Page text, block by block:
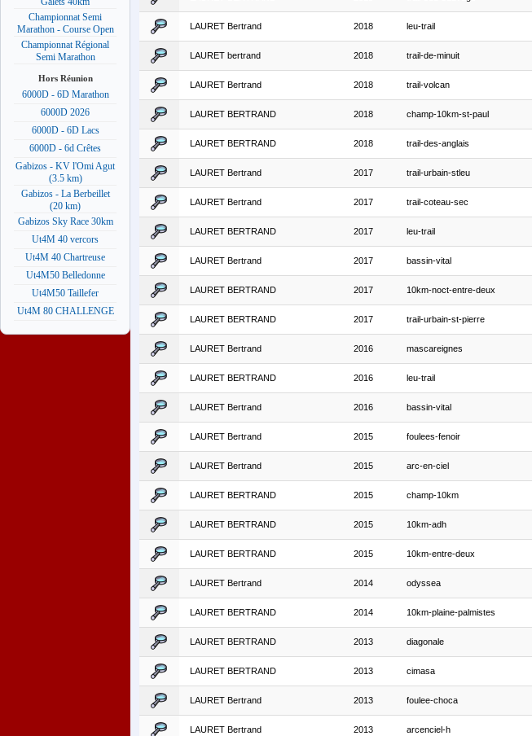
Championnat Semi
Marathon - Course Open
Championnat Régional
Semi Marathon
Hors Réunion
6000D - 6D Marathon
6000D 2026
6000D - 6D Lacs
6000D - 6d Crêtes
Gabizos - KV l'Omi Agut
(3.5 km)
Gabizos - La Berbeillet
(20 km)
Gabizos Sky Race 30km
Ut4M 40 vercors
Ut4M 40 Chartreuse
Ut4M50 Belledonne
Ut4M50 Taillefer
Ut4M 80 CHALLENGE
LAURET Bertrand 2018 leu-trail
LAURET bertrand 2018 trail-de-minuit
LAURET Bertrand 2018 trail-volcan
LAURET BERTRAND 2018 champ-10km-st-paul
LAURET BERTRAND 2018 trail-des-anglais
LAURET Bertrand 2017 trail-urbain-stleu
LAURET Bertrand 2017 trail-coteau-sec
LAURET BERTRAND 2017 leu-trail
LAURET Bertrand 2017 bassin-vital
LAURET BERTRAND 2017 10km-noct-entre-deux
LAURET BERTRAND 2017 trail-urbain-st-pierre
LAURET Bertrand 2016 mascareignes
LAURET BERTRAND 2016 leu-trail
LAURET Bertrand 2016 bassin-vital
LAURET Bertrand 2015 foulees-fenoir
LAURET Bertrand 2015 arc-en-ciel
LAURET BERTRAND 2015 champ-10km
LAURET BERTRAND 2015 10km-adh
LAURET BERTRAND 2015 10km-entre-deux
LAURET Bertrand 2014 odyssea
LAURET BERTRAND 2014 10km-plaine-palmistes
LAURET BERTRAND 2013 diagonale
LAURET BERTRAND 2013 cimasa
LAURET Bertrand 2013 foulee-choca
LAURET Bertrand 2013 arcenciel-h